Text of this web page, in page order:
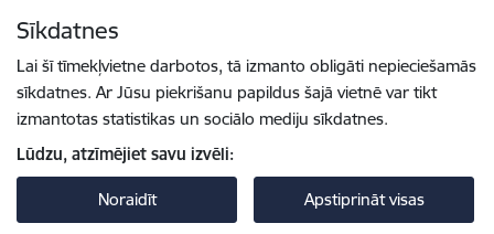
Sīkdatnes
Lai šī tīmekļvietne darbotos, tā izmanto obligāti nepieciešamās
sīkdatnes. Ar Jūsu piekrišanu papildus šajā vietnē var tikt
izmantotas statistikas un sociālo mediju sīkdatnes.
Lūdzu, atzīmējiet savu izvēli:
Noraidīt Apstiprināt visas